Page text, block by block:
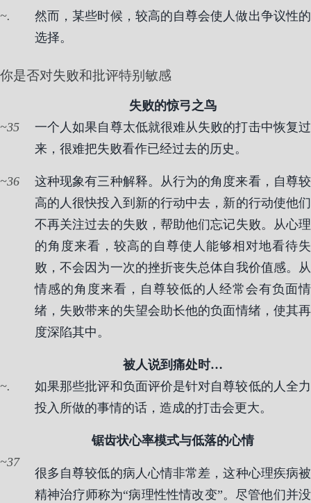
.
然而，某些时候，较高的自尊会使人做出争议性的
选择。
你是否对失败和批评特别敏感
失败的惊弓之鸟
35
一个人如果自尊太低就很难从失败的打击中恢复过
来，很难把失败看作已经过去的历史。
36
这种现象有三种解释。从行为的角度来看，自尊较
高的人很快投入到新的行动中去，新的行动使他们
不再关注过去的失败，帮助他们忘记失败。从心理
的角度来看，较高的自尊使人能够相对地看待失
败，不会因为一次的挫折丧失总体自我价值感。从
情感的角度来看，自尊较低的人经常会有负面情
绪，失败带来的失望会助长他的负面情绪，使其再
度深陷其中。
被人说到痛处时…
.
如果那些批评和负面评价是针对自尊较低的人全力
投入所做的事情的话，造成的打击会更大。
锯齿状心率模式与低落的心情
37
很多自尊较低的病人心情非常差，这种心理疾病被
精神治疗师称为“病理性性情改变”。尽管他们并没